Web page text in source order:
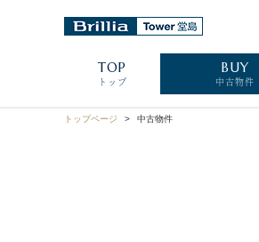
TOP
トップ
BUY
中古物件
トップページ 中古物件